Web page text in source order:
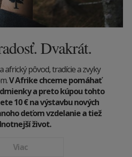
Dvakrát.
africký pôvod, tradície a zvyky
V Afrike chceme pomáhať
a preto kúpou tohto
10€na výstavbu nových
deťom vzdelanie a tiež
život.
Viac